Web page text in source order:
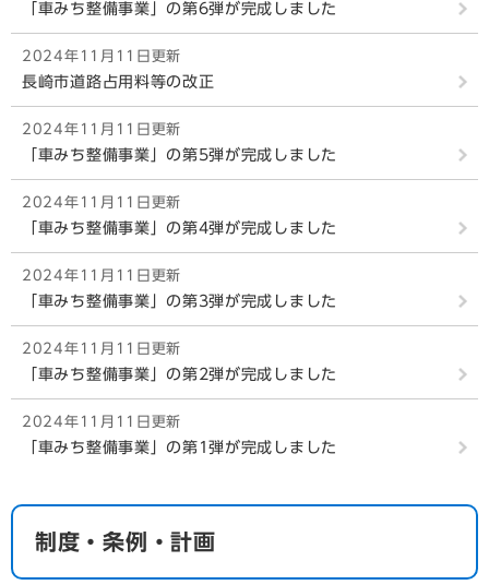
「車みち整備事業」の第6弾が完成しました
2024年11月11日更新
長崎市道路占用料等の改正
2024年11月11日更新
「車みち整備事業」の第5弾が完成しました
2024年11月11日更新
「車みち整備事業」の第4弾が完成しました
2024年11月11日更新
「車みち整備事業」の第3弾が完成しました
2024年11月11日更新
「車みち整備事業」の第2弾が完成しました
2024年11月11日更新
「車みち整備事業」の第1弾が完成しました
制度・条例・計画